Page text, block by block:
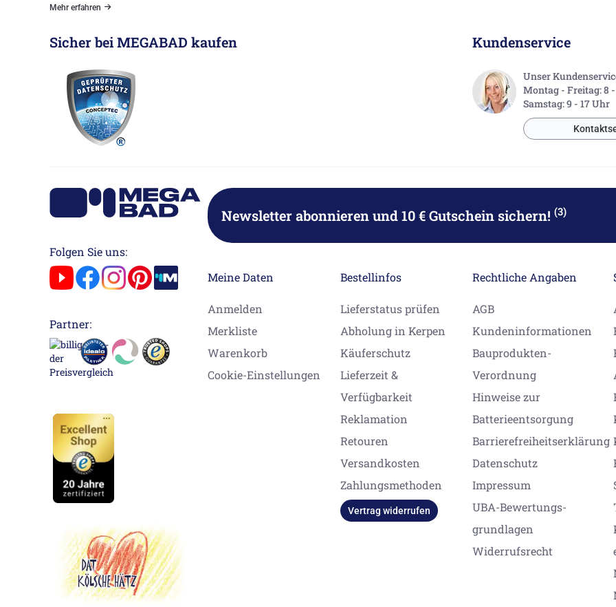
Mehr erfahren
Sicher bei MEGABAD kaufen Kundenservice
Unser
Montag - Freitag: 8
Samstag: 9 - 17 Uhr
Folgen Sie uns:
Partner:
Newsletter abonnierenund 10 € Gutschein sichern! (3)
Meine Daten
Anmelden
Merkliste
Warenkorb
Cookie-Einstellungen
Bestellinfos
Lieferstatus prüfen
Abholung in Kerpen
Käuferschutz
Lieferzeit &
Verfügbarkeit
Reklamation
Retouren
Versandkosten
Zahlungsmethoden
Vertrag widerrufen
Rechtliche Angaben
AGB
Kundeninformationen
Bauprodukten-
Verordnung
Hinweise zur
Batterieentsorgung
Barrierefreiheitserklärung
Datenschutz
Impressum
UBA-Bewertungs-
grundlagen
Widerrufsrecht